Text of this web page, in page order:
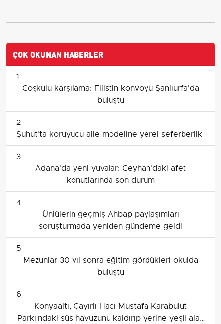
ÇOK OKUNAN HABERLER
1
Coşkulu karşılama: Filistin konvoyu Şanlıurfa'da
buluştu
2
Şuhut'ta koruyucu aile modeline yerel seferberlik
3
Adana'da yeni yuvalar: Ceyhan'daki afet
konutlarında son durum
4
Ünlülerin geçmiş Ahbap paylaşımları
soruşturmada yeniden gündeme geldi
5
Mezunlar 30 yıl sonra eğitim gördükleri okulda
buluştu
6
Konyaaltı, Çayırlı Hacı Mustafa Karabulut
Parkı’ndaki süs havuzunu kaldırıp yerine yeşil alan